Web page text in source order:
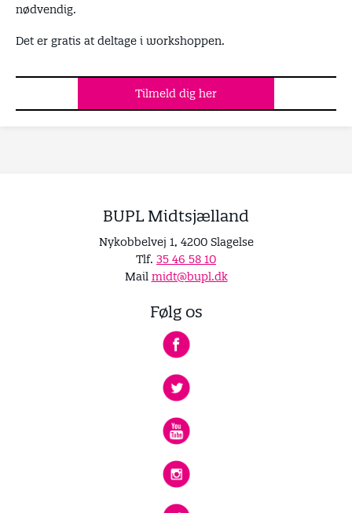
nødvendig.
Det er gratis at deltage i workshoppen.
Tilmeld dig her
BUPL Midtsjælland
Nykobbelvej 1, 4200 Slagelse
Tlf. 35 46 58 10
Mail midt@bupl.dk
Følg os